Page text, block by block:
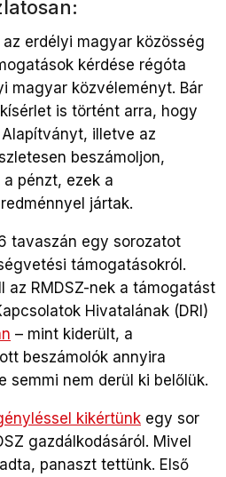
erdélyi magyar közösség
kérdése régóta
magyar közvéleményt. Bár
is történt arra, hogy
illetve az
beszámoljon,
pénzt, ezek a
jártak.
tavaszán egy sorozatot
támogatásokról.
az RMDSZ-nek a támogatást
Hivatalának (DRI)
– mint kiderült, a
beszámolók annyira
semmi nem derül ki belőlük.
kikértünk egy sor
gazdálkodásáról. Mivel
panaszt tettünk. Első